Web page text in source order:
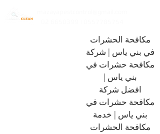
مكافحة الحشرات
في بني ياس | شركة
مكافحة حشرات في
بني ياس |
افضل شركة
مكافحة حشرات في
بني ياس | خدمة
مكافحة الحشرات